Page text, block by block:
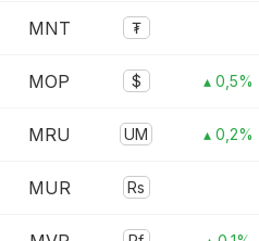
MNT ₮
MOP $ ▴ 0,5%
MRU UM ▴ 0,2%
MUR Rs